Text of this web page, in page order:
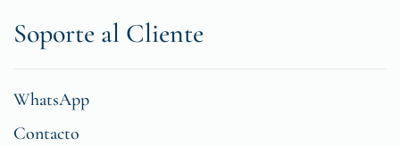
Soporte al Cliente
WhatsApp
Contacto